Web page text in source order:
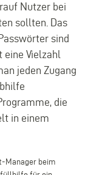
Nutzer bei
sollten. Das
sind
Vielzahl
jeden Zugang
die
in einem
Manager beim